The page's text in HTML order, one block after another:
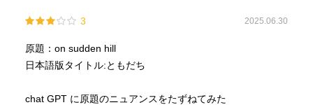
なんで「『ふたりいっしょ』がだいすき」から、「『さん
にんいっしょ』っていいな」になったのかな。ふたりより
ってるのかな。
3 2025.06.30
原題：on sudden hill
日本語版タイトル:ともだち
chat GPT に原題のニュアンスをたずねてみた